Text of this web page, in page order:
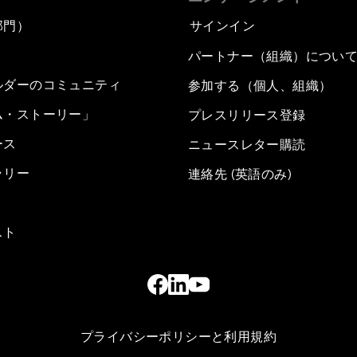
）
ーのコミュニティ
ストーリー」
リー
サインイン
パートナー（組織）につい
参加する（個人、組織）
プレスリリース登録
ニュースレター購読
連絡先 (英語のみ)
プライバシーポリシーと利用規約